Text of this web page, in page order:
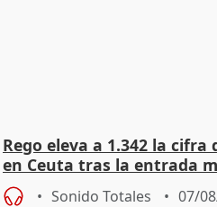
Rego eleva a 1.342 la
en Ceuta tras la entrada
Sonido Totales 07/